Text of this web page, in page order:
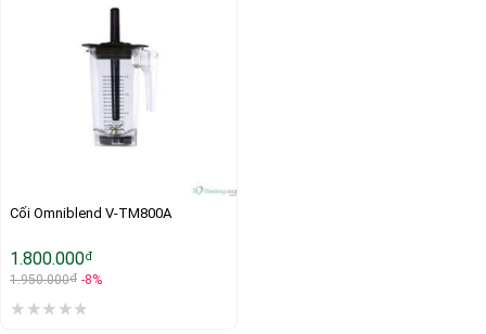
Cối Omniblend V-TM800A
1.800.000đ
1.950.000đ -8%